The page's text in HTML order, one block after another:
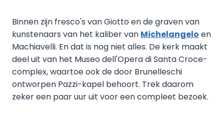
Binnen zijn fresco's van Giotto en de graven van
kunstenaars van het kaliber van Michelangelo en
Machiavelli. En dat is nog niet alles. De kerk maakt
deel uit van het Museo dell'Opera di Santa Croce-
complex, waartoe ook de door Brunelleschi
ontworpen Pazzi-kapel behoort. Trek daarom
zeker een paar uur uit voor een compleet bezoek.